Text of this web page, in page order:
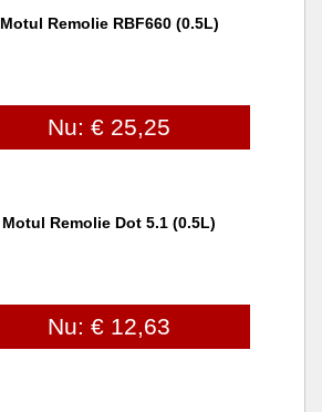
Motul Remolie RBF660 (0.5L)
Nu: € 25,25
Motul Remolie Dot 5.1 (0.5L)
Nu: € 12,63